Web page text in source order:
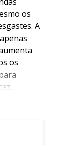
os
A
os
de